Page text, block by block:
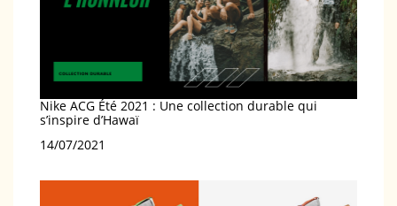
Nike ACG Été 2021 : Une collection durable qui
s’inspire d’Hawaï
Date
14/07/2021